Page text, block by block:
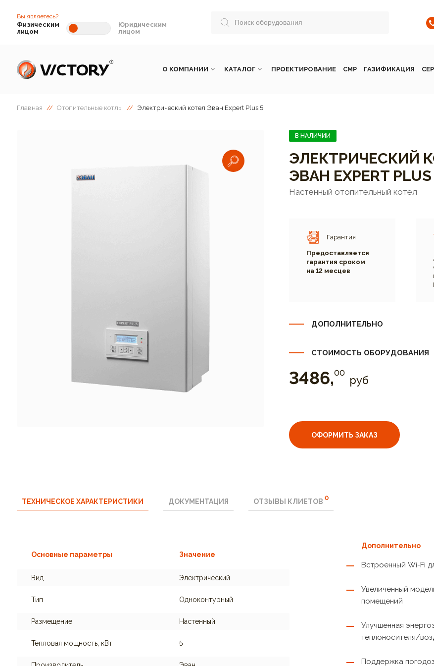
Вы являетесь?
Физическим
лицом
Юридическим
лицом
О КОМПАНИИ КАТАЛОГ ПРОЕКТИРОВАНИЕ СМР ГАЗИФИКАЦИЯ
Главная // Отопительные котлы // Электрический котел Эван Expert Plus 5
В НАЛИЧИИ
ЭЛЕКТРИЧЕСКИЙ
ЭВАН EXPERT PLUS
Настенный отопительный котёл
Гарантия
Предоставляется
гарантия сроком
на 12 месцев
ДОПОЛНИТЕЛЬНО
СТОИМОСТЬ ОБОРУДОВАНИЯ
3486,00
руб
ОФОРМИТЬ ЗАКАЗ
ТЕХНИЧЕСКОЕ ХАРАКТЕРИСТИКИ ДОКУМЕНТАЦИЯ ОТЗЫВЫ КЛИЕТОВ 0
Основные параметры Значение
Вид Электрический
Тип Одноконтурный
Размещение Настенный
Тепловая мощность, кВт 5
Дополнительно
Встроенный Wi-Fi
Увеличенный
помещений
Улучшенная
теплоносителя/
Поддержка